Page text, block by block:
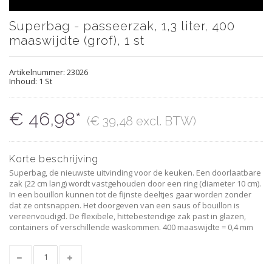
Superbag - passeerzak, 1,3 liter, 400
maaswijdte (grof), 1 st
Artikelnummer: 23026
Inhoud: 1 St
€ 46,98* (€ 39,48 excl. BTW)
Korte beschrijving
Superbag, de nieuwste uitvinding voor de keuken. Een doorlaatbare
zak (22 cm lang) wordt vastgehouden door een ring (diameter 10 cm).
In een bouillon kunnen tot de fijnste deeltjes gaar worden zonder
dat ze ontsnappen. Het doorgeven van een saus of bouillon is
vereenvoudigd. De flexibele, hittebestendige zak past in glazen,
containers of verschillende waskommen. 400 maaswijdte = 0,4 mm